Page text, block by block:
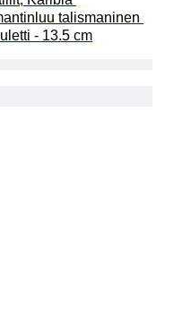
talismaninen
- 13.5 cm